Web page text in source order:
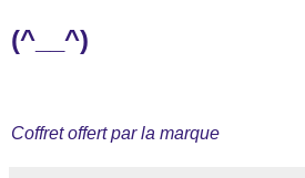
(^__^)
Coffret offert par la marque